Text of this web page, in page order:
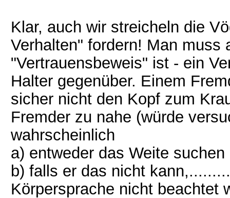
Klar, auch wir streicheln die
Verhalten" fordern! Man muss
"Vertrauensbeweis" ist - ein
Halter gegenüber. Einem
sicher nicht den Kopf zum
Fremder zu nahe (würde
wahrscheinlich
a) entweder das Weite suchen
b) falls er das nicht
Körpersprache nicht beachtet